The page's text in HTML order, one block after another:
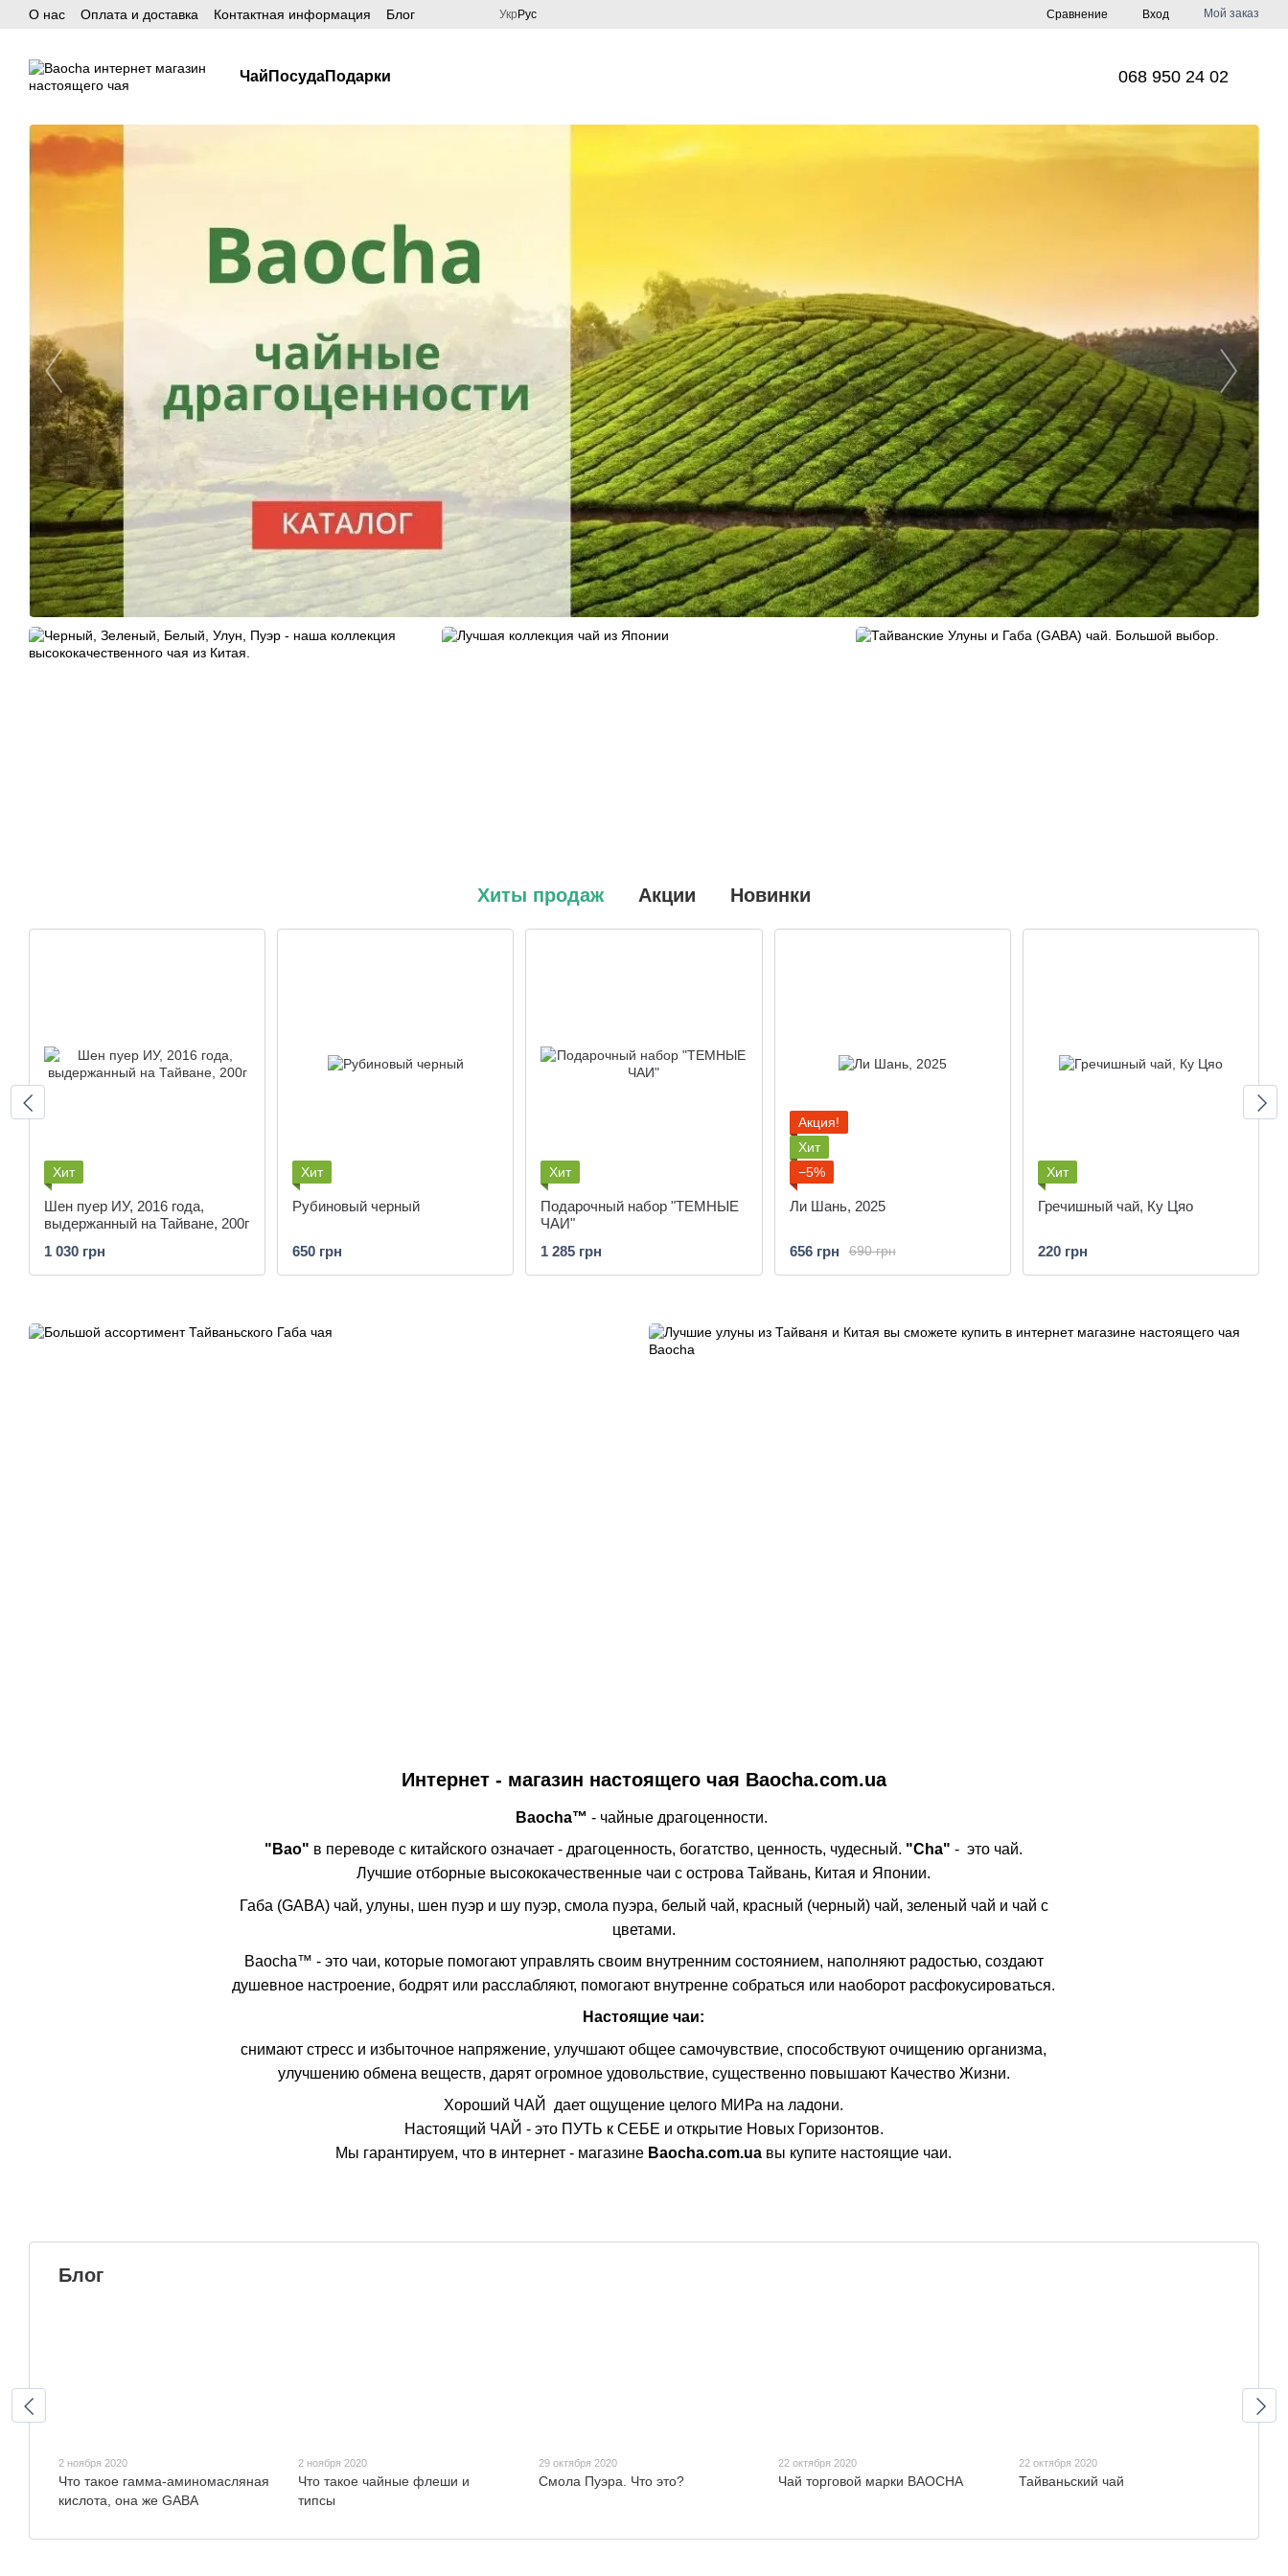
Перейти к основному контенту
О нас Оплата и доставка Контактная информация Блог Укр Рус Сравнение Вход Мой заказ
Чай ПосудаПодарки 068 950 24 02
Хиты продаж Акции Новинки
Хит
Шен пуер ИУ, 2016 года,
выдержанный на Тайване, 200г
1 030 грн
Хит
Рубиновый черный
650 грн
Хит
Подарочный набор "ТЕМНЫЕ
ЧАИ"
1 285 грн
Акция!
Хит
−5%
Ли Шань, 2025
690 грн
656 грн
Хит
Гречишный чай, Ку Цяо
220 грн
Интернет - магазин настоящего чая Baocha.com.ua
Baocha™ - чайные драгоценности.
"Bao" в переводе с китайского означает - драгоценность, богатство, ценность, чудесный. "Cha" - это чай.
Лучшие отборные высококачественные чаи с острова Тайвань, Китая и Японии.
Габа (GABA) чай, улуны, шен пуэр и шу пуэр, смола пуэра, белый чай, красный (черный) чай, зеленый чай и чай с
цветами.
Baocha™ - это чаи, которые помогают управлять своим внутренним состоянием, наполняют радостью, создают
душевное настроение, бодрят или расслабляют, помогают внутренне собраться или наоборот расфокусироваться.
Настоящие чаи:
снимают стресс и избыточное напряжение, улучшают общее самочувствие, способствуют очищению организма,
улучшению обмена веществ, дарят огромное удовольствие, существенно повышают Качество Жизни.
Хороший ЧАЙ дает ощущение целого МИРа на ладони.
Настоящий ЧАЙ - это ПУТЬ к СЕБЕ и открытие Новых Горизонтов.
Мы гарантируем, что в интернет - магазине Baoсha.com.ua вы купите настоящие чаи.
Блог
2 ноября 2020
Что такое гамма-аминомасляная
кислота, она же GABA
2 ноября 2020
Что такое чайные флеши и
типсы
29 октября 2020
Смола Пуэра. Что это?
22 октября 2020
Чай торговой марки BAOCHA
22 октября 2020
Тайваньский чай